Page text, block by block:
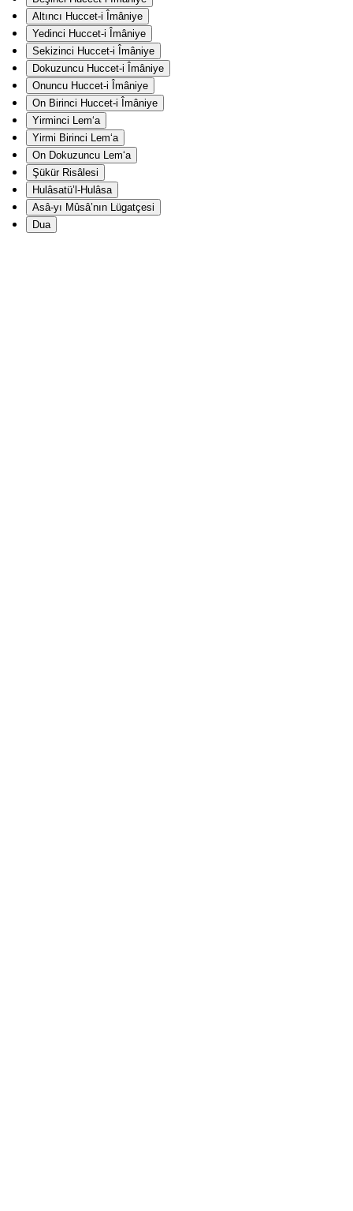
Altıncı Huccet-i Îmâniye
Yedinci Huccet-i Îmâniye
Sekizinci Huccet-i Îmâniye
Dokuzuncu Huccet-i Îmâniye
Onuncu Huccet-i Îmâniye
On Birinci Huccet-i Îmâniye
Yirminci Lem‘a
Yirmi Birinci Lem‘a
On Dokuzuncu Lem‘a
Şükür Risâlesi
Hulâsatü’l-Hulâsa
Asâ-yı Mûsâ’nın Lügatçesi
Dua